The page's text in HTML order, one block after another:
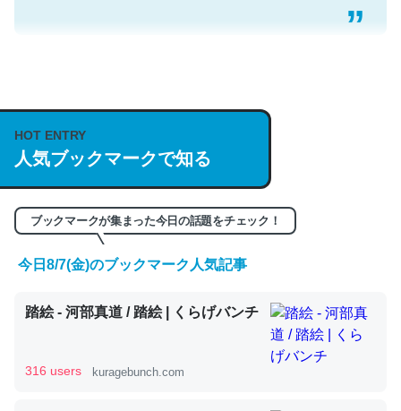
説してる記事が少ないので貴重な良記事。/続編来た
https://isobe324649.hatenablog.com/entry/2023/03/27
/064121
─GPTの仕組みと限界についての考察（１） - conceptualization
くらい。小説でいう「ずっと前の伏線」は回収されないけ
ど、短期記憶というには多い分量。進化すればするほど分
かりやすく強くなりそう
HOT ENTRY
人気ブックマークで知る
ブックマークが集まった今日の話題をチェック！
今日8/7(金)のブックマーク人気記事
踏絵 - 河部真道 / 踏絵 | くらげバンチ
316 users kuragebunch.com